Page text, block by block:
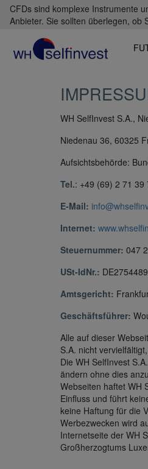
CFDs sind komplexe Instrumente
Anbieter. Sie sollten überlegen, ob
WH SelfInvest S.A.,
Niedenau 36, 60325
Aufsichtsbehörde:
Tel.: +49 (69) 2 71 39
E-Mail:
Internet:
Steuernummer: 047
USt-IdNr.:
Amtsgericht:
Geschäftsführer:
Alle auf dieser
S.A. nicht
Die WH SelfInvest
ändern ohne dies
Webseiten haftet WH
Einfluss und führt
keine Haftung für die
Werbezwecken wird
Internetseite der WH
Großherzogtums